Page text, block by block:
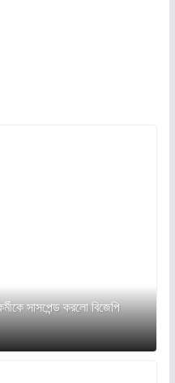
সাসপেন্ড করলো বিজেপি